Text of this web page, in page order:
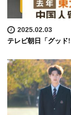
2025.02.03
テレビ朝日「グッド